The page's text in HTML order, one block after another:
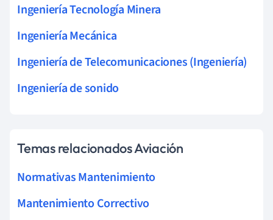
Ingeniería Tecnología Minera
Ingeniería Mecánica
Ingeniería de Telecomunicaciones (Ingeniería)
Ingeniería de sonido
Temas relacionados Aviación
Normativas Mantenimiento
Mantenimiento Correctivo